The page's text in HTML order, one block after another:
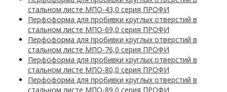
стальном листе МПО-43,0 серия ПРОФИ
Перфоформа для пробивки круглых отверстий в
стальном листе МПО-69,0 серия ПРОФИ
Перфоформа для пробивки круглых отверстий в
стальном листе МПО-76,0 серия ПРОФИ
Перфоформа для пробивки круглых отверстий в
стальном листе МПО-80,0 серия ПРОФИ
Перфоформа для пробивки круглых отверстий в
стальном листе МПО-89,0 серия ПРОФИ